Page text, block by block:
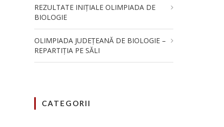
REZULTATE INIȚIALE OLIMPIADA DE
BIOLOGIE
OLIMPIADA JUDEȚEANĂ DE BIOLOGIE –
REPARTIȚIA PE SĂLI
CATEGORII